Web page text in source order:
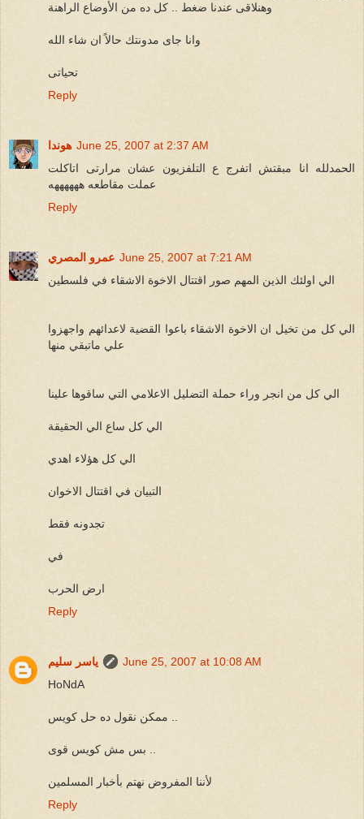
وهنلاقى عندنا ضغط .. كل ده من الأوضاع الراهنة
وانا جاى مدونتك حالاً ان شاء الله
تحياتى
Reply
هوندا June 25, 2007 at 2:37 AM
الحمدلله انا مبقتش اتفرج ع التلفزيون عشان مرارتى اتاكلت
عملت مقاطعه ههههههه
Reply
عمرو المصري June 25, 2007 at 7:21 AM
الي اولئك الذين المهم صور اقتتال الاخوة الاشقاء في فلسطين
الي كل من تخيل ان الاخوة الاشقاء باعوا القضية لاعدائهم واجهزوا
علي ماتبقي منها
الي كل من انجر وراء حملة التضليل الاعلامي التي ساقوها علينا
الي كل ساع الي الحقيقة
الي كل هؤلاء اهدي
التبيان في اقتتال الاخوان
تجدونه فقط
في
ارض الحرب
Reply
ياسر سليم
June 25, 2007 at 10:08 AM
HoNdA
ممكن نقول ده حل كويس ..
بس مش كويس قوى ..
لأننا المفروض نهتم بأخبار المسلمين
Reply